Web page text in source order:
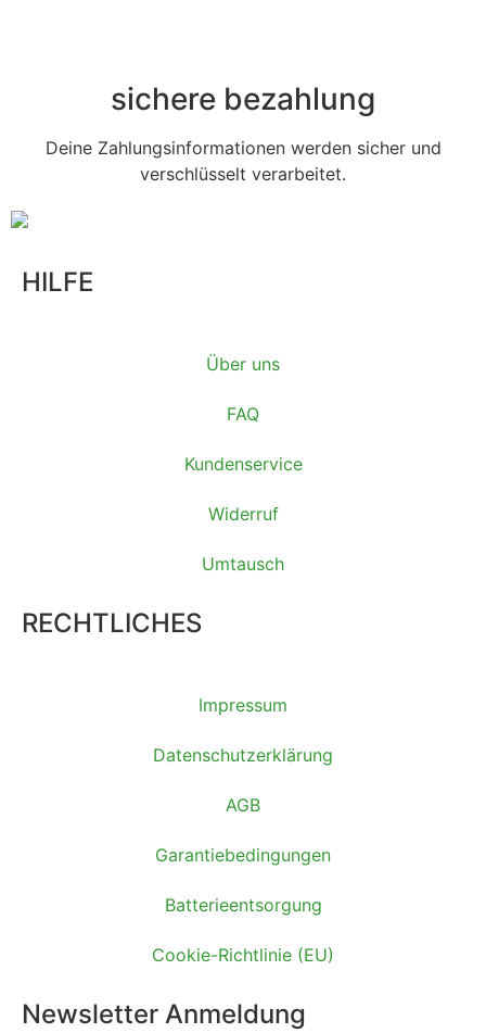
sichere bezahlung
Deine Zahlungsinformationen werden sicher und
verschlüsselt verarbeitet.
HILFE
Über uns
FAQ
Kundenservice
Widerruf
Umtausch
RECHTLICHES
Impressum
Datenschutzerklärung
AGB
Garantiebedingungen
Batterieentsorgung
Cookie-Richtlinie (EU)
Newsletter Anmeldung